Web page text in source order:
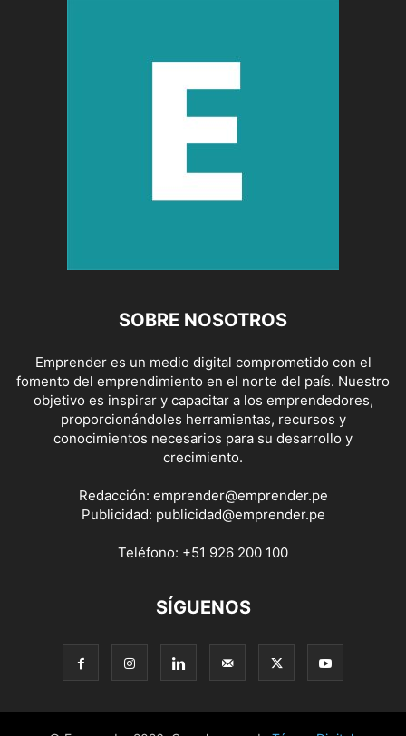
SOBRE NOSOTROS
Emprender es un medio digital comprometido con el
fomento del emprendimiento en el norte del país. Nuestro
objetivo es inspirar y capacitar a los emprendedores,
proporcionándoles herramientas, recursos y
conocimientos necesarios para su desarrollo y
crecimiento.
Redacción: emprender@emprender.pe
Publicidad: publicidad@emprender.pe
Teléfono: +51 926 200 100
SÍGUENOS